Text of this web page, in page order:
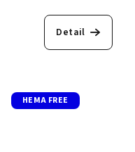
Detail
HEMA FREE